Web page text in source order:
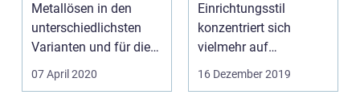
Metallösen in den
unterschiedlichsten
Varianten und für die
verschiedensten
Einsa...
07 April 2020
Einrichtungsstil
konzentriert sich
vielmehr auf
ausgewählte
16 Dezember 2019